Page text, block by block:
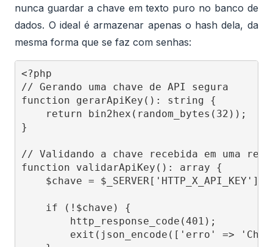
nunca guardar a chave em texto puro no banco de
dados. O ideal é armazenar apenas o hash dela, da
mesma forma que se faz com senhas:
<?php
// Gerando uma chave de API segura
function gerarApiKey(): string {
    return bin2hex(random_bytes(32));
}
// Validando a chave recebida em uma
function validarApiKey(): array {
$chave = $_SERVER['HTTP_X_API_KEY']
    if (!$chave) {
        http_response_code(401);
exit(json_encode(['erro' =>